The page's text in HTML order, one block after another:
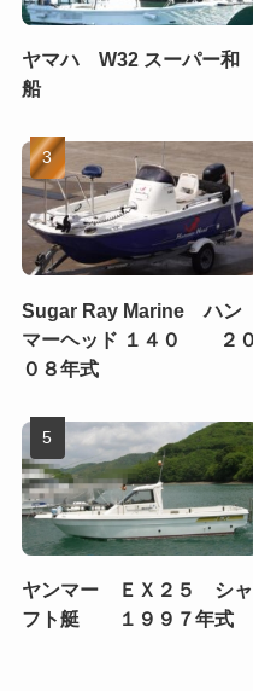
ヤマハ W32 スーパー和
船
Sugar Ray Marine ハン
マーヘッド １４０ ２０
０８年式
ヤンマー ＥＸ２５ シャ
フト艇 １９９７年式